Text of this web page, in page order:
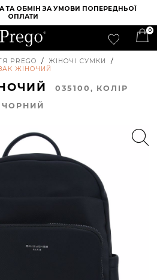
ТА ОБМІН ЗА УМОВИ ПОПЕРЕДНЬОЇ
ОПЛАТИ
0
PREGO / ЖІНОЧІ СУМКИ
/
ЖІНОЧИЙ
035100, КОЛIР
ЧОРНИЙ